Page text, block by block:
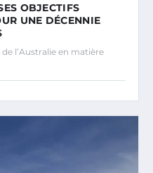
OBJECTIFS
UNE DÉCENNIE
l’Australie en matière